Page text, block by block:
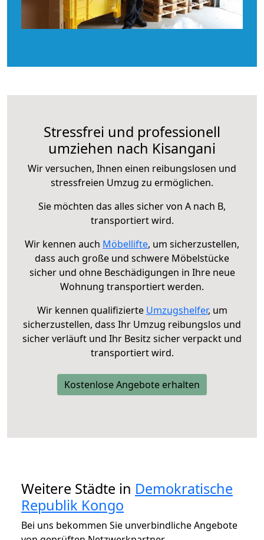
Stressfrei und professionell
umziehen nach Kisangani
Wir versuchen, Ihnen einen reibungslosen und
stressfreien Umzug zu ermöglichen.
Sie möchten das alles sicher von A nach B,
transportiert wird.
Wir kennen auch Möbellifte, um sicherzustellen,
dass auch große und schwere Möbelstücke
sicher und ohne Beschädigungen in Ihre neue
Wohnung transportiert werden.
Wir kennen qualifizierte Umzugshelfer, um
sicherzustellen, dass Ihr Umzug reibungslos und
sicher verläuft und Ihr Besitz sicher verpackt und
transportiert wird.
Kostenlose Angebote erhalten
Weitere Städte in Demokratische
Republik Kongo
Bei uns bekommen Sie unverbindliche Angebote